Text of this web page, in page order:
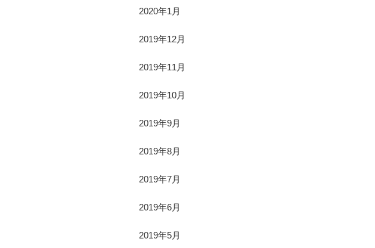
2020年1月
2019年12月
2019年11月
2019年10月
2019年9月
2019年8月
2019年7月
2019年6月
2019年5月